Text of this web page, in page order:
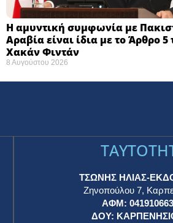
Η αμυντική συμφωνία με
Αραβία είναι ίδια με το Άρθρο
Χακάν Φιντάν
8 Αυγούστου 2026
ΤΣΩΝΗΣ ΗΛΙΑΣ-
Ζηνοπούλου 7,
ΑΦΜ: 041910663
ΔΟΥ: